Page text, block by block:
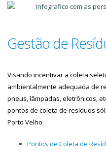
Gestão de
Visando incentivar a coleta
ambientalmente adequada de
pneus, lâmpadas, eletrônicos,
pontos de coleta de resíduos
Porto Velho.
Pontos de Coleta de